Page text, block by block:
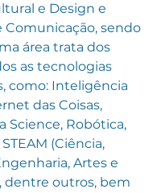
e Design e
Comunicação, sendo
área trata dos
as tecnologias
como: Inteligência
das Coisas,
Science, Robótica,
(Ciência,
Artes e
dentre outros, bem